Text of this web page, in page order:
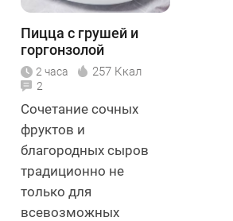
Пицца с грушей и
горгонзолой
2 часа 257 Ккал
2
Сочетание сочных
фруктов и
благородных сыров
традиционно не
только для
всевозможных